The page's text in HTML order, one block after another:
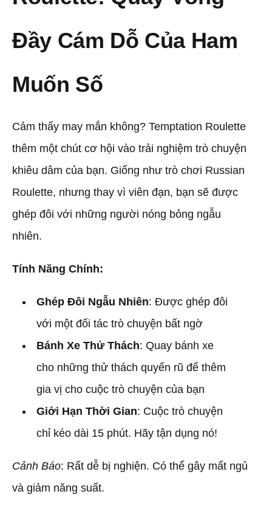
Đầy Cám Dỗ Của Ham
Muốn Số
Cảm thấy may mắn không? Temptation Roulette
thêm một chút cơ hội vào trải nghiệm trò chuyện
khiêu dâm của bạn. Giống như trò chơi Russian
Roulette, nhưng thay vì viên đạn, bạn sẽ được
ghép đôi với những người nóng bỏng ngẫu
nhiên.
Tính Năng Chính:
Ghép Đôi Ngẫu Nhiên: Được ghép đôi
với một đối tác trò chuyện bất ngờ
Bánh Xe Thử Thách: Quay bánh xe
cho những thử thách quyến rũ để thêm
gia vị cho cuộc trò chuyện của bạn
Giới Hạn Thời Gian: Cuộc trò chuyện
chỉ kéo dài 15 phút. Hãy tận dụng nó!
Cảnh Báo: Rất dễ bị nghiện. Có thể gây mất ngủ
và giảm năng suất.